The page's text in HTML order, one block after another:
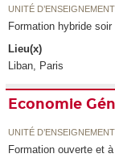
UNITÉ D’ENSEIGNEMENT
Formation hybride soir
Lieu(x)
Liban, Paris
Economie
UNITÉ D’ENSEIGNEMENT
Formation ouverte et